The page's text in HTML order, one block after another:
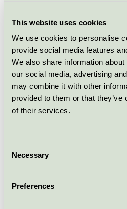
This website uses cookies
We use cookies to personalise
provide social media features
We also share information
our social media, advertising
may combine it with other
provided to them or that
of their services.
Selection
Necessary
Preferences
CRM system.
Vi lämnar aldrig ut dina
Ändringar i Policyn
Samtliga ändringar i denna
Miljömärkning Sverige AB på
med information om när
Om Miljömärkning Sverige AB
uppdaterades högst upp på
Använder vi Cookies?